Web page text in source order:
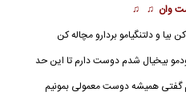
وان ♫ ♫
بیا و دلتنگیامو بردارو مچاله کن
بیخیال شدم دوست دارم تا این حد
گفتی همیشه دوست معمولی بمونیم